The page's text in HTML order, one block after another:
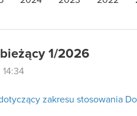
1/2026
zakresu stosowania